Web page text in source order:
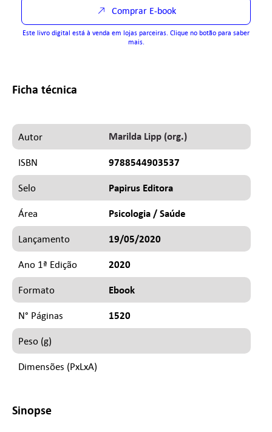
Comprar E-book
Este livro digital está à venda em lojas parceiras. Clique no botão para saber
mais.
Ficha técnica
Autor Marilda Lipp (org.)
ISBN 9788544903537
Selo Papirus Editora
Área Psicologia / Saúde
Lançamento 19/05/2020
Ano 1ª Edição 2020
Formato Ebook
N° Páginas 1520
Peso (g)
Dimensões (PxLxA)
Sinopse